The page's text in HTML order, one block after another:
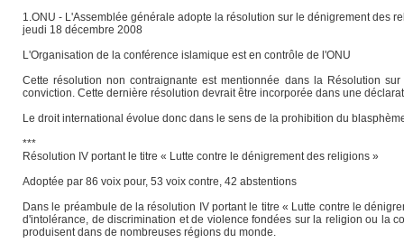
1.ONU - L'Assemblée générale adopte la résolution sur le dénigrement des
jeudi 18 décembre 2008
L'Organisation de la conférence islamique est en contrôle de l'ONU
Cette résolution non contraignante est mentionnée dans la Résolution
conviction. Cette dernière résolution devrait être incorporée dans une
Le droit international évolue donc dans le sens de la prohibition du
***
Résolution IV portant le titre « Lutte contre le dénigrement des religions »
Adoptée par 86 voix pour, 53 voix contre, 42 abstentions
Dans le préambule de la résolution IV portant le titre « Lutte contre le
d'intolérance, de discrimination et de violence fondées sur la religion ou la
produisent dans de nombreuses régions du monde.